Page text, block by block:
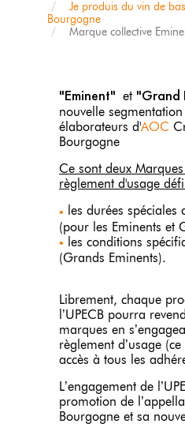
Je produis du vin de
Bourgogne
Marque collective
"Eminent" et "Grand
nouvelle
élaborateurs d'AOC
Bourgogne
Ce sont deux
règlement d'usage
les durées spéciales
(pour les Eminents et
les conditions
(Grands Eminents).
Librement, chaque
l’UPECB pourra
marques en
règlement d’usage
accès à tous les
L’engagement de
promotion de
Bourgogne et sa